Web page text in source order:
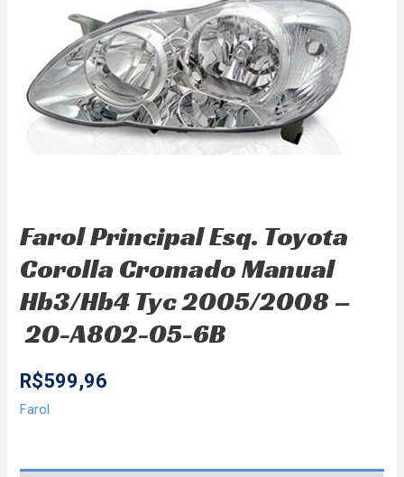
Farol Principal Esq. Toyota
Corolla Cromado Manual
Hb3/Hb4 Tyc 2005/2008 –
20-A802-05-6B
R$599,96
Farol